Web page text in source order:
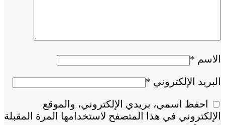
الاسم *
البريد الإلكتروني *
احفظ اسمي، بريدي الإلكتروني، والموقع
الإلكتروني في هذا المتصفح لاستخدامها المرة المقبلة